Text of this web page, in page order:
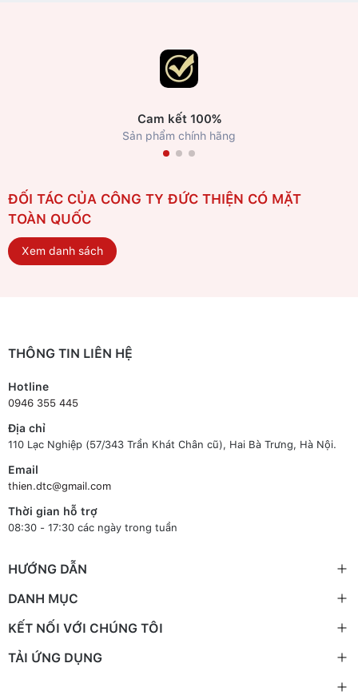
Cam kết 100%
Sản phẩm chính hãng
ĐỐI TÁC CỦA CÔNG TY ĐỨC THIỆN CÓ MẶT
TOÀN QUỐC
Xem danh sách
THÔNG TIN LIÊN HỆ
Hotline
0946 355 445
Địa chỉ
110 Lạc Nghiệp (57/343 Trần Khát Chân cũ), Hai Bà Trưng, Hà Nội.
Email
thien.dtc@gmail.com
Thời gian hỗ trợ
08:30 - 17:30 các ngày trong tuần
HƯỚNG DẪN
DANH MỤC
KẾT NỐI VỚI CHÚNG TÔI
TẢI ỨNG DỤNG